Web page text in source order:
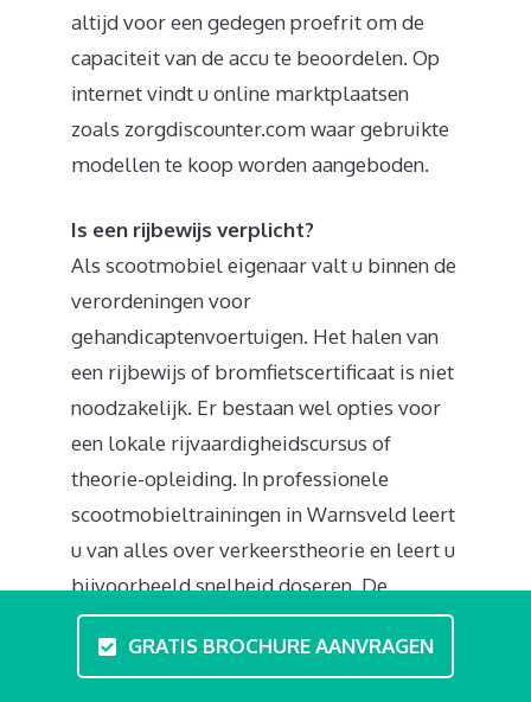
altijd voor een gedegen proefrit om de
capaciteit van de accu te beoordelen. Op
internet vindt u online marktplaatsen
zoals zorgdiscounter.com waar gebruikte
modellen te koop worden aangeboden.
Is een rijbewijs verplicht?
Als scootmobiel eigenaar valt u binnen de
verordeningen voor
gehandicaptenvoertuigen. Het halen van
een rijbewijs of bromfietscertificaat is niet
noodzakelijk. Er bestaan wel opties voor
een lokale rijvaardigheidscursus of
theorie-opleiding. In professionele
scootmobieltrainingen in Warnsveld leert
u van alles over verkeerstheorie en leert u
bijvoorbeeld snelheid doseren. De
verkeersregels zijn vrij eenvoudig: u bent
welkom op stoep, voetpad, fietspad en de
GRATIS BROCHURE AANVRAGEN